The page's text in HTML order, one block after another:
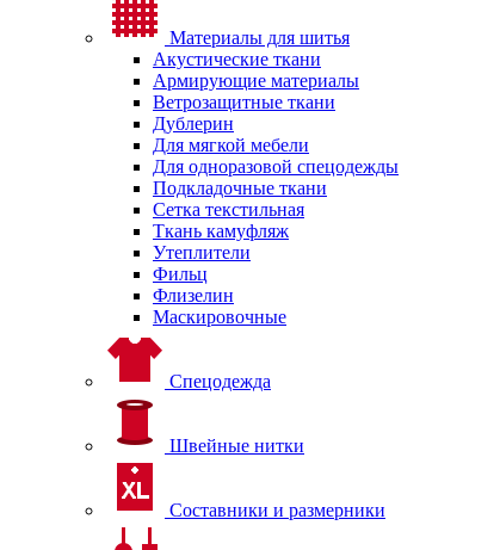
Материалы для шитья
Акустические ткани
Армирующие материалы
Ветрозащитные ткани
Дублерин
Для мягкой мебели
Для одноразовой спецодежды
Подкладочные ткани
Сетка текстильная
Ткань камуфляж
Утеплители
Фильц
Флизелин
Маскировочные
Спецодежда
Швейные нитки
Составники и размерники